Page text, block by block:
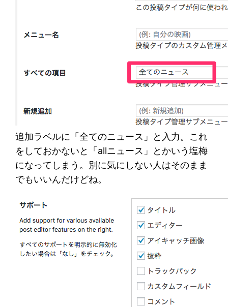
追加ラベルに「全てのニュース」と入力。これ
をしておかないと「allニュース」とかいう塩梅
になってしまう。別に気にしない人はそのまま
でもいいんだけどね。